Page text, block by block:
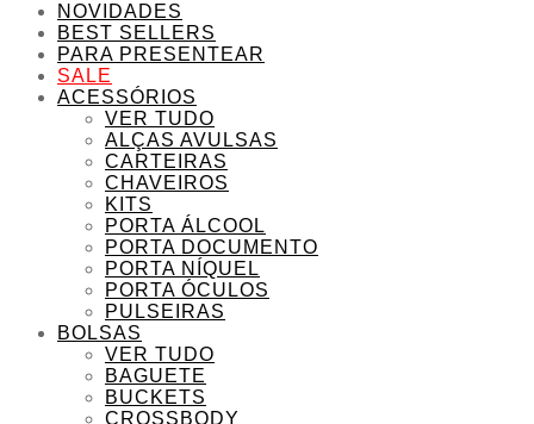
NOVIDADES
BEST SELLERS
PARA PRESENTEAR
SALE
ACESSÓRIOS
VER TUDO
ALÇAS AVULSAS
CARTEIRAS
CHAVEIROS
KITS
PORTA ÁLCOOL
PORTA DOCUMENTO
PORTA NÍQUEL
PORTA ÓCULOS
PULSEIRAS
BOLSAS
VER TUDO
BAGUETE
BUCKETS
CROSSBODY